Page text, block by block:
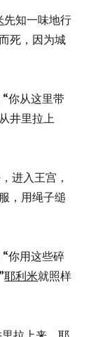
先知一味地行
死，因为城
“你从这里带
井里拉上
进入王宫，
，用绳子缒
“你用这些碎
耶利米就照样